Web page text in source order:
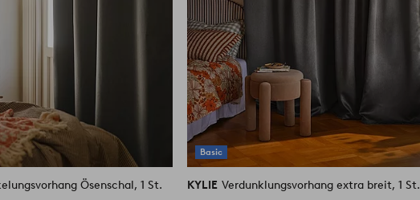
Ösenschal, 1 St.
Basic
KYLIE Verdunklungsvorhang extra breit, 1 St.